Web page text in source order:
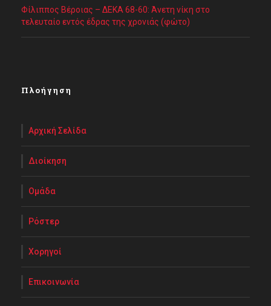
Φίλιππος Βέροιας – ΔΕΚΑ 68-60: Άνετη νίκη στο
τελευταίο εντός έδρας της χρονιάς (φώτο)
Πλοήγηση
Αρχική Σελίδα
Διοίκηση
Ομάδα
Ρόστερ
Χορηγοί
Επικοινωνία